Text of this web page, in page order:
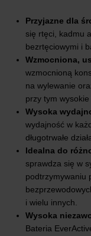
Przyjazne dla
się rtęci, kadmu
bezrtęciowymi i
Wzmocniona,
wzmocnioną
na wylewanie
przy tym wysokie
Wysoka
wydajność w
długotrwałe
Idealna do
sprawdza się w
podtrzymywaniu
i wielu innych.
Wysoka
Bateria